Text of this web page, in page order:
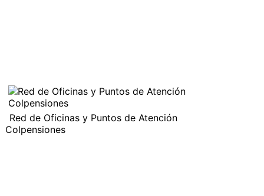
Red de Oficinas y Puntos de Atención
Colpensiones